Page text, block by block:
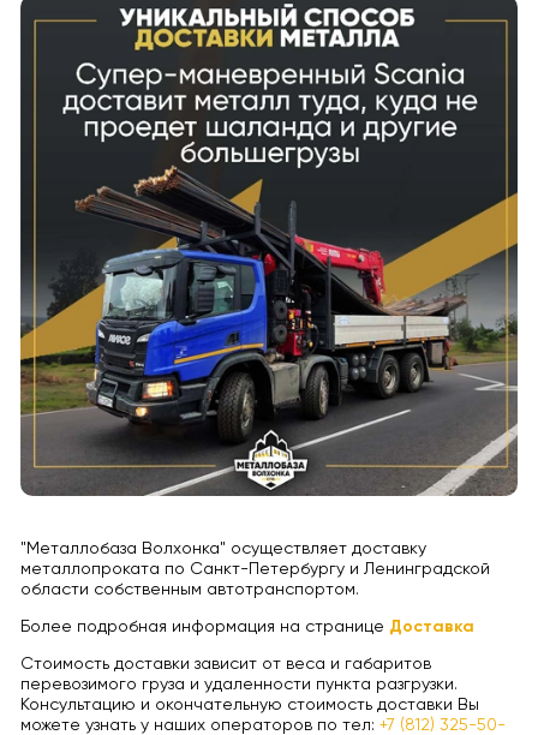
"Металлобаза Волхонка" осуществляет доставку
металлопроката по Санкт-Петербургу и Ленинградской
области собственным автотранспортом.
Более подробная информация на странице Доставка
Стоимость доставки зависит от веса и габаритов
перевозимого груза и удаленности пункта разгрузки.
Консультацию и окончательную стоимость доставки Вы
можете узнать у наших операторов по тел: +7 (812) 325-50-